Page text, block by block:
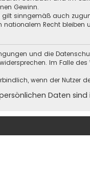
Gewinn.
sinngemäß auch
Recht bleiben
und die
Im Falle
wenn der Nutzer
Daten